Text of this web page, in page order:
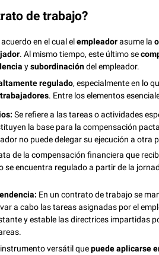
de trabajo?
acuerdo en el cual elempleadorasume la
. Al mismo tiempo, este último se
ysubordinacióndel empleador.
regulado, especialmente en lo
. Entre los elementos
Se refiere a las tareas o actividades
la base para la compensación
no puede delegar su ejecución a otra
de la compensación financiera que
se encuentra regulado a partir de la
En un contrato de trabajo se
a cabo las tareas asignadas por el
y estable las directrices impartidas
versátil quepuede aplicarse